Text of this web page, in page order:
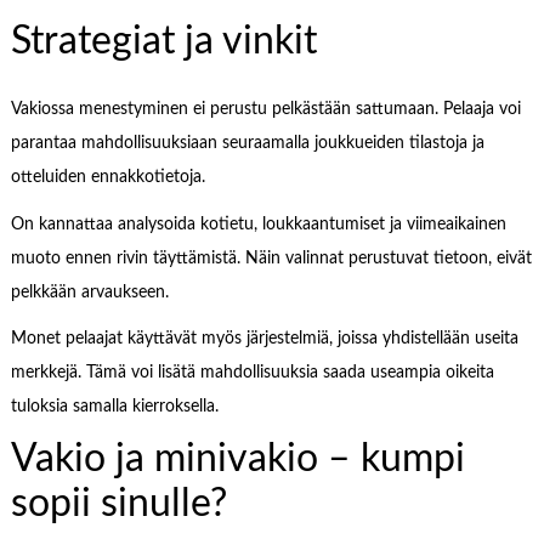
Strategiat ja vinkit
Vakiossa menestyminen ei perustu pelkästään sattumaan. Pelaaja voi
parantaa mahdollisuuksiaan seuraamalla joukkueiden tilastoja ja
otteluiden ennakkotietoja.
On kannattaa analysoida kotietu, loukkaantumiset ja viimeaikainen
muoto ennen rivin täyttämistä. Näin valinnat perustuvat tietoon, eivät
pelkkään arvaukseen.
Monet pelaajat käyttävät myös järjestelmiä, joissa yhdistellään useita
merkkejä. Tämä voi lisätä mahdollisuuksia saada useampia oikeita
tuloksia samalla kierroksella.
Vakio ja minivakio – kumpi
sopii sinulle?